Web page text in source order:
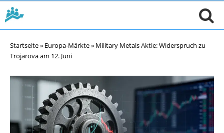
Startseite» Europa-Märkte» Military Metals Aktie: Widerspruch zu
Trojarova am 12. Juni